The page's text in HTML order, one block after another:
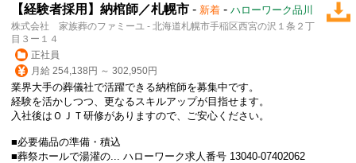
【経験者採用】納棺師／札幌市 - 新着 - ハローワーク品川
株式会社 家族葬のファミーユ - 北海道札幌市手稲区西宮の沢１条２丁
目３ー１４
正社員
月給 254,138円 ～ 302,950円
業界大手の葬儀社で活躍できる納棺師を募集中です。
経験を活かしつつ、更なるスキルアップが目指せます。
入社後はＯＪＴ研修がありますので、ご安心ください。
■必要備品の準備・積込
■葬祭ホールで湯灌の... ハローワーク求人番号 13040-07402062